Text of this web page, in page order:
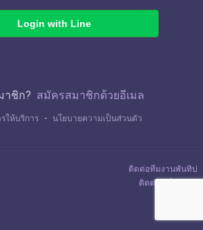
Login with Line
าชิก? สมัครสมาชิกด้วยอีเมล
ให้บริการ ・ นโยบายความเป็นส่วนตัว
ติดต่อทีมงานพันทิป
ติดต่อลงโฆษณา